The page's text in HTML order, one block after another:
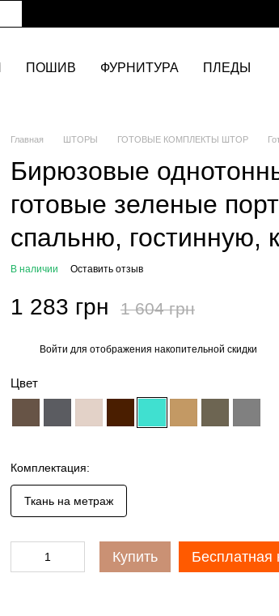
ПОШИВ ФУРНИТУРА ПЛЕДЫ
Главная ШТОРЫ ГОТОВЫЕ КОМПЛЕКТЫ ШТОР
Бирюзовые
готовые зеленые
спальню, гостинную,
В наличии Оставить отзыв
1 283 грн 1 604 грн
Войти для отображения накопительной скидки
Цвет
Комплектация:
Ткань на метраж
Купить Бесплатная